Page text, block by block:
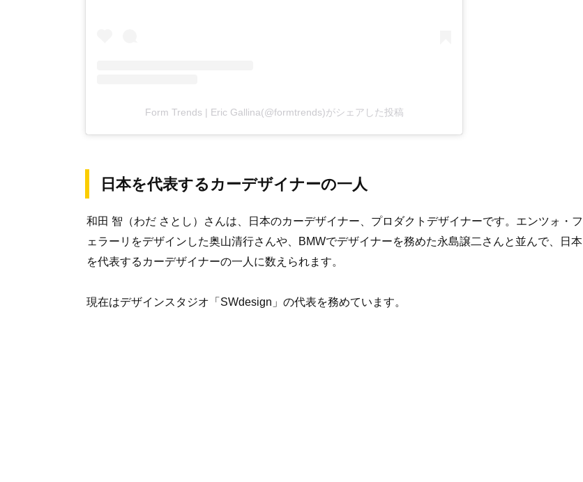
Form Trends | Eric Gallina(@formtrends)がシェアした投稿
日本を代表するカーデザイナーの一人
和田 智（わだ さとし）さんは、日本のカーデザイナー、プロダクトデザイナーです。エンツォ・フ
ェラーリをデザインした奥山清行さんや、BMWでデザイナーを務めた永島譲二さんと並んで、日本
を代表するカーデザイナーの一人に数えられます。
現在はデザインスタジオ「SWdesign」の代表を務めています。